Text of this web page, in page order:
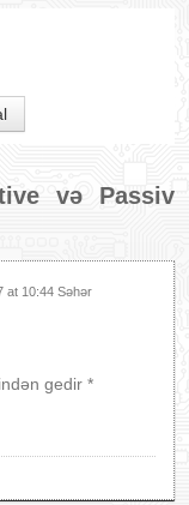
və Passiv
at 10:44 Səhər
gedir *